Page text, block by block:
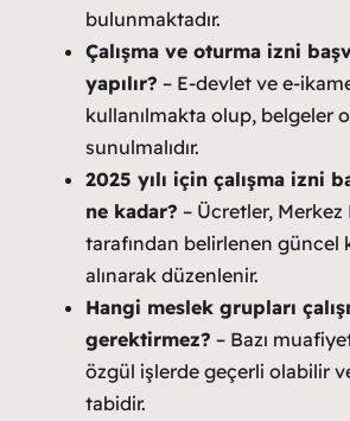
bulunmaktadır.
Çalışma ve oturma izni
yapılır? – E-devlet ve e-
kullanılmakta olup, belgeler
sunulmalıdır.
2025 yılı için çalışma izni
ne kadar? – Ücretler, Merkez
tarafından belirlenen güncel
alınarak düzenlenir.
Hangi meslek grupları
gerektirmez? – Bazı
özgül işlerde geçerli olabilir
tabidir.